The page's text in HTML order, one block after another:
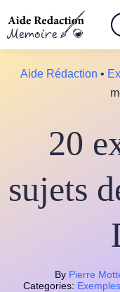
au
contenu
Aide Rédaction •
20
sujets
By Pierre
Categories: Exemples